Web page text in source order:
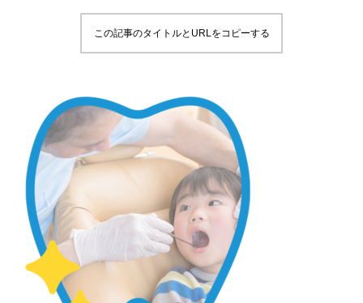
この記事のタイトルとURLをコピーする